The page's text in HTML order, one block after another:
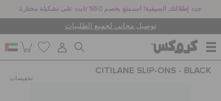
جدد إطلالتك الصيفية! استمتع بخصم 50% ثابت على تشكيلة مختارة
توصيل مجاني لجميع الطلبيات
CITILANE SLIP-ONS - BLACK
تخفيضات